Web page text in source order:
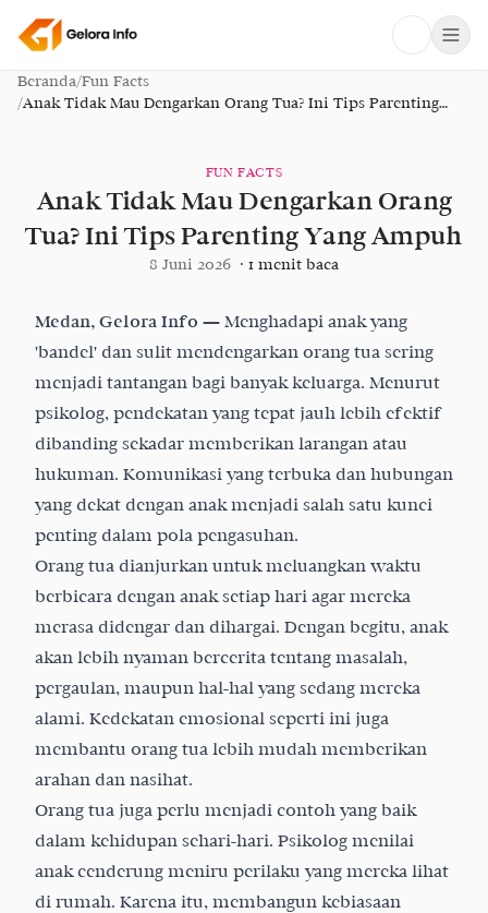
Beranda/Fun Facts
/Anak Tidak Mau Dengarkan Orang Tua? Ini Tips Parenting
FUN FACTS
Anak Tidak Mau Dengarkan Orang
Tua? Ini Tips Parenting Yang Ampuh
8 Juni 2026 · 1 menit baca
Medan, Gelora Info — Menghadapi anak yang
'bandel' dan sulit mendengarkan orang tua sering
menjadi tantangan bagi banyak keluarga. Menurut
psikolog, pendekatan yang tepat jauh lebih efektif
dibanding sekadar memberikan larangan atau
hukuman. Komunikasi yang terbuka dan hubungan
yang dekat dengan anak menjadi salah satu kunci
penting dalam pola pengasuhan.
Orang tua dianjurkan untuk meluangkan waktu
berbicara dengan anak setiap hari agar mereka
merasa didengar dan dihargai. Dengan begitu, anak
akan lebih nyaman bercerita tentang masalah,
pergaulan, maupun hal-hal yang sedang mereka
alami. Kedekatan emosional seperti ini juga
membantu orang tua lebih mudah memberikan
arahan dan nasihat.
Orang tua juga perlu menjadi contoh yang baik
dalam kehidupan sehari-hari. Psikolog menilai
anak cenderung meniru perilaku yang mereka lihat
di rumah. Karena itu, membangun kebiasaan